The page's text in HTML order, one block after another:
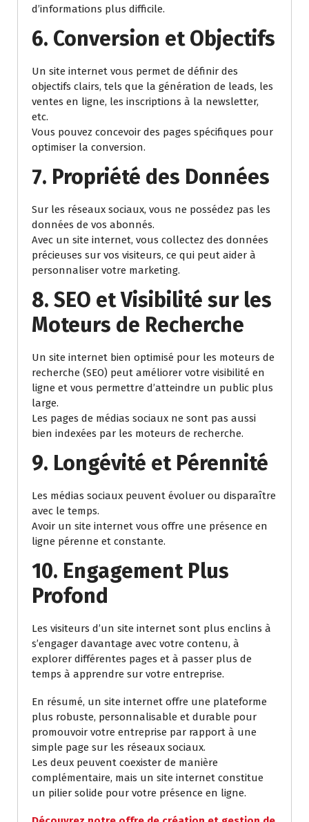
d’informations plus difficile.
6. Conversion et Objectifs
Un site internet vous permet de définir des
objectifs clairs, tels que la génération de leads, les
ventes en ligne, les inscriptions à la newsletter,
etc.
Vous pouvez concevoir des pages spécifiques pour
optimiser la conversion.
7. Propriété des Données
Sur les réseaux sociaux, vous ne possédez pas les
données de vos abonnés.
Avec un site internet, vous collectez des données
précieuses sur vos visiteurs, ce qui peut aider à
personnaliser votre marketing.
8. SEO et Visibilité sur les
Moteurs de Recherche
Un site internet bien optimisé pour les moteurs de
recherche (SEO) peut améliorer votre visibilité en
ligne et vous permettre d’atteindre un public plus
large.
Les pages de médias sociaux ne sont pas aussi
bien indexées par les moteurs de recherche.
9. Longévité et Pérennité
Les médias sociaux peuvent évoluer ou disparaître
avec le temps.
Avoir un site internet vous offre une présence en
ligne pérenne et constante.
10. Engagement Plus
Profond
Les visiteurs d’un site internet sont plus enclins à
s’engager davantage avec votre contenu, à
explorer différentes pages et à passer plus de
temps à apprendre sur votre entreprise.
En résumé, un site internet offre une plateforme
plus robuste, personnalisable et durable pour
promouvoir votre entreprise par rapport à une
simple page sur les réseaux sociaux.
Les deux peuvent coexister de manière
complémentaire, mais un site internet constitue
un pilier solide pour votre présence en ligne.